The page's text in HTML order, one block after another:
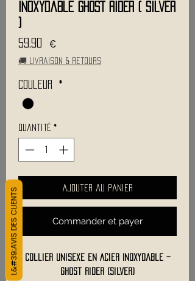
Inoxydable GHOST RIDER ( Silver
59,90 €
🚚 Livraison & retours
Couleur *
Quantité *
Ajouter au panier
Commander et payer
Collier Unisexe en Acier Inoxydable –
Ghost Rider (Silver)
L&#39;AVIS DES CLIENTS